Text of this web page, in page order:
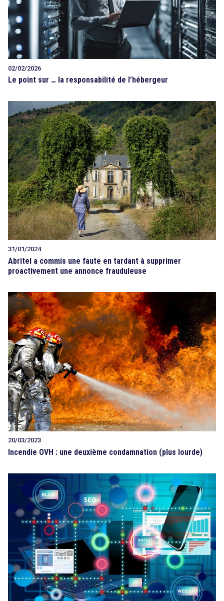
02/02/2026
Le point sur … la responsabilité de l’hébergeur
31/01/2024
Abritel a commis une faute en tardant à supprimer
proactivement une annonce frauduleuse
20/03/2023
Incendie OVH : une deuxième condamnation (plus lourde)